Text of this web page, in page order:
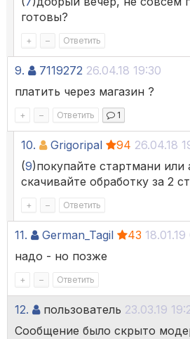
готовы?
+ – Ответить
9. 7119272 26.04.18 19:30
платить через магазин ?
+ – Ответить 1
10. Grigoripal 94 26.04.18
(9)покупайте стартмани или
скачивайте обработку за 2
+ – Ответить
11. German_Tagil 43
надо - но позже
+ – Ответить
12. пользователь 23.03.19
Сообщение было скрыто